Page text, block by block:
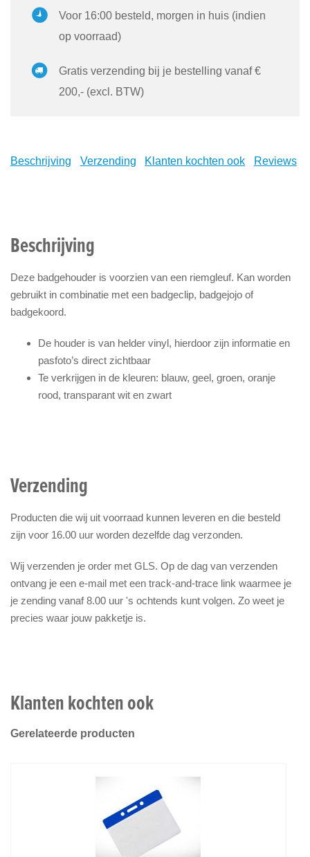
Voor 16:00 besteld, morgen in huis (indien
op voorraad)
Gratis verzending bij je bestelling vanaf €
200,- (excl. BTW)
Beschrijving Verzending Klanten kochten ook Reviews
Beschrijving
Deze badgehouder is voorzien van een riemgleuf. Kan worden
gebruikt in combinatie met een badgeclip, badgejojo of
badgekoord.
De houder is van helder vinyl, hierdoor zijn informatie en
pasfoto’s direct zichtbaar
Te verkrijgen in de kleuren: blauw, geel, groen, oranje
rood, transparant wit en zwart
Verzending
Producten die wij uit voorraad kunnen leveren en die besteld
zijn voor 16.00 uur worden dezelfde dag verzonden.
Wij verzenden je order met GLS. Op de dag van verzenden
ontvang je een e-mail met een track-and-trace link waarmee je
je zending vanaf 8.00 uur 's ochtends kunt volgen. Zo weet je
precies waar jouw pakketje is.
Klanten kochten ook
Gerelateerde producten